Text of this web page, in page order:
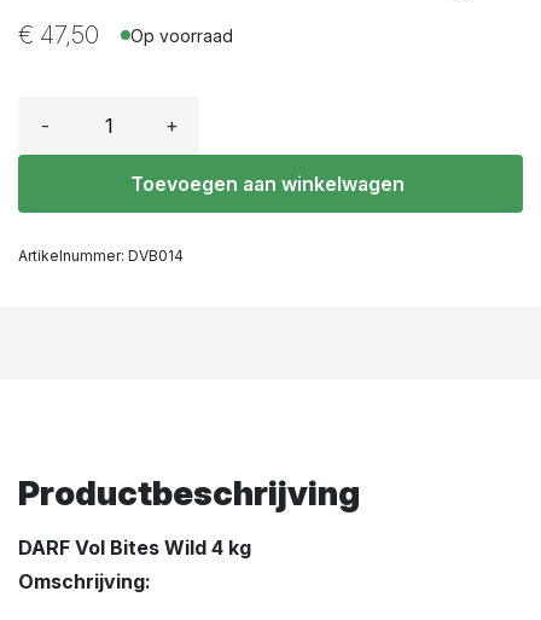
€ 47,50 Op voorraad
- +
Toevoegen aan winkelwagen
Artikelnummer: DVB014
Productbeschrijving
DARF Vol Bites Wild 4 kg
Omschrijving: